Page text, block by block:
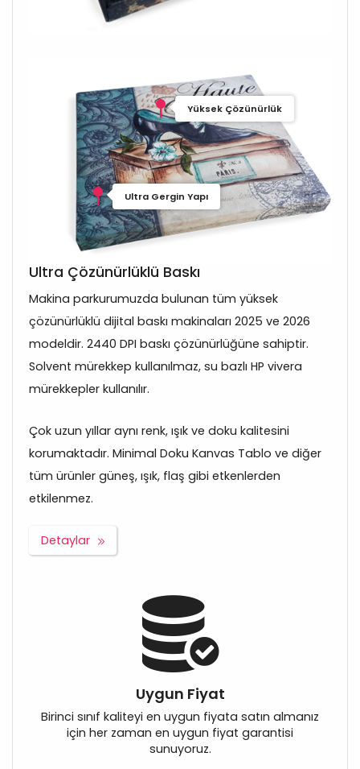
Yüksek Çözünürlük
Ultra Gergin Yapı
Ultra Çözünürlüklü Baskı
Makina parkurumuzda bulunan tüm yüksek
çözünürlüklü dijital baskı makinaları 2025 ve 2026
modeldir. 2440 DPI baskı çözünürlüğüne sahiptir.
Solvent mürekkep kullanılmaz, su bazlı HP vivera
mürekkepler kullanılır.
Çok uzun yıllar aynı renk, ışık ve doku kalitesini
korumaktadır. Minimal Doku Kanvas Tablo ve diğer
tüm ürünler güneş, ışık, flaş gibi etkenlerden
etkilenmez.
Detaylar
Uygun Fiyat
Birinci sınıf kaliteyi en uygun fiyata satın almanız
için her zaman en uygun fiyat garantisi
sunuyoruz.